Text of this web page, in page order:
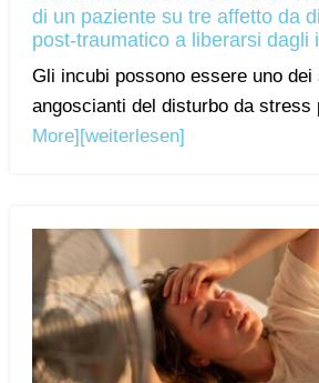
di un paziente su tre affetto da
post-traumatico a liberarsi dagli
Gli incubi possono essere uno dei
angoscianti del disturbo da stress
More] [weiterlesen]